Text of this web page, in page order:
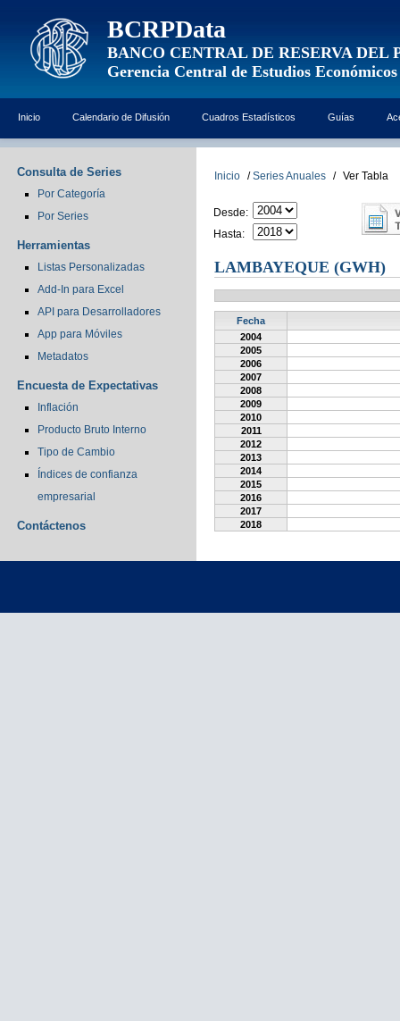
BCRPData
BANCO CENTRAL DE RESERVA DEL
Gerencia Central de Estudios Económicos
Inicio Calendario de Difusión Cuadros Estadísticos Guías
Consulta de Series
Por Categoría
Por Series
Herramientas
Listas Personalizadas
Add-In para Excel
API para Desarrolladores
App para Móviles
Metadatos
Encuesta de Expectativas
Inflación
Producto Bruto Interno
Tipo de Cambio
Índices de confianza
empresarial
Contáctenos
Inicio / Series Anuales / Ver Tabla
Desde:
Hasta:
LAMBAYEQUE (GWH)
Fecha
2004
2005
2006
2007
2008
2009
2010
2011
2012
2013
2014
2015
2016
2017
2018